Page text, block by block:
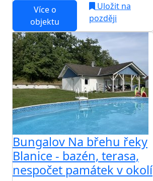
Více o
objektu
Uložit na
později
Bungalov Na břehu řeky
Blanice - bazén, terasa,
nespočet památek v okolí